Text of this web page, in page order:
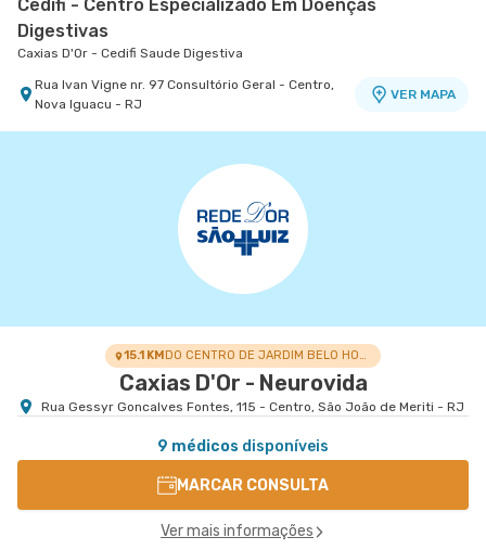
Cedifi - Centro Especializado Em Doenças
Digestivas
Caxias D'Or - Cedifi Saude Digestiva
Rua Ivan Vigne nr. 97 Consultório Geral - Centro,
Nova Iguacu - RJ
VER MAPA
15.1 KM DO CENTRO DE JARDIM BELO HORIZONTE
Caxias D'Or - Neurovida
Rua Gessyr Goncalves Fontes, 115 - Centro, São João de Meriti - RJ
9 médicos disponíveis
MARCAR CONSULTA
Ver mais informações